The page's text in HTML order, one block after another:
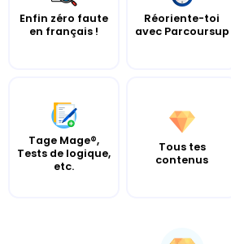
Enfin zéro faute
en français !
Réoriente-toi
avec Parcoursup
Tage Mage®,
Tests de logique,
etc.
Tous tes
contenus